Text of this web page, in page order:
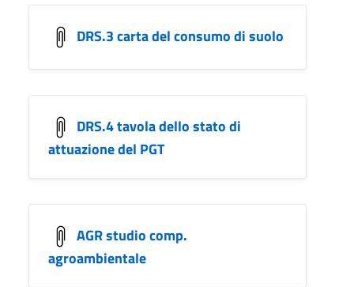
DRS.3 carta del consumo di suolo
DRS.4 tavola dello stato di
attuazione del PGT
AGR studio comp.
agroambientale